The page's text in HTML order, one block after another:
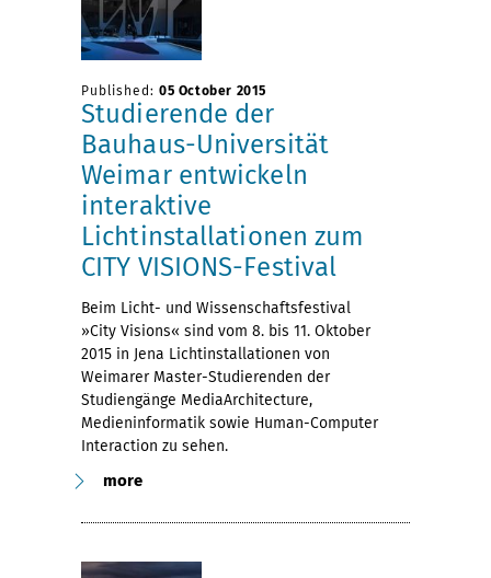
Published: 05 October 2015
Studierende der
Bauhaus-Universität
Weimar entwickeln
interaktive
Lichtinstallationen zum
CITY VISIONS-Festival
Beim Licht- und Wissenschaftsfestival
»City Visions« sind vom 8. bis 11. Oktober
2015 in Jena Lichtinstallationen von
Weimarer Master-Studierenden der
Studiengänge MediaArchitecture,
Medieninformatik sowie Human-Computer
Interaction zu sehen.
more